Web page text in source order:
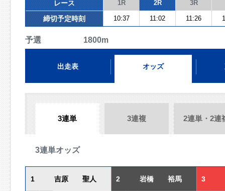
レース 1R 2R 3R
締切予定時刻 10:37 11:02 11:26
予選 1800m
出走表 オッズ
3連単 3連複 2連単・2連
3連単オッズ
1 吉原 聖人 2 岩橋 裕馬 3